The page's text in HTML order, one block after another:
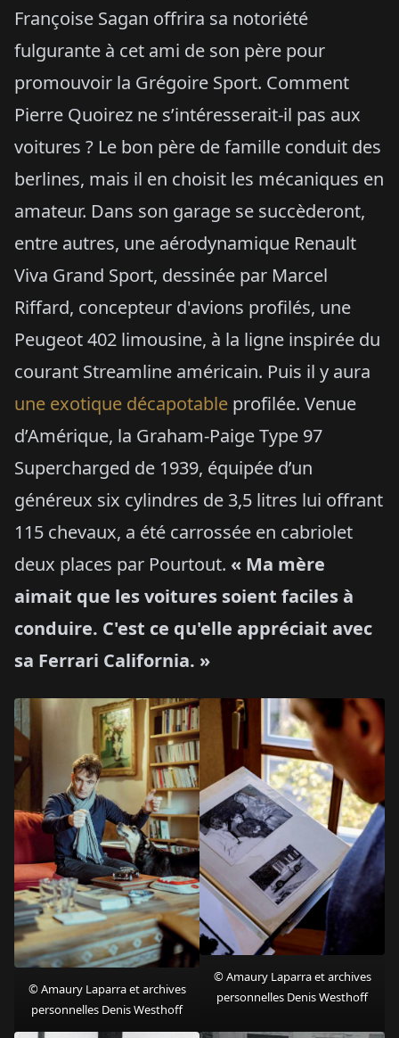
Françoise Sagan offrira sa notoriété
fulgurante à cet ami de son père pour
promouvoir la Grégoire Sport. Comment
Pierre Quoirez ne s’intéresserait-il pas aux
voitures ? Le bon père de famille conduit des
berlines, mais il en choisit les mécaniques en
amateur. Dans son garage se succèderont,
entre autres, une aérodynamique Renault
Viva Grand Sport, dessinée par Marcel
Riffard, concepteur d'avions profilés, une
Peugeot 402 limousine, à la ligne inspirée du
courant Streamline américain. Puis il y aura
une exotique décapotable profilée. Venue
d’Amérique, la Graham-Paige Type 97
Supercharged de 1939, équipée d’un
généreux six cylindres de 3,5 litres lui offrant
115 chevaux, a été carrossée en cabriolet
deux places par Pourtout. « Ma mère
aimait que les voitures soient faciles à
conduire. C'est ce qu'elle appréciait avec
sa Ferrari California. »
© Amaury Laparra et archives
personnelles Denis Westhoff
© Amaury Laparra et archives
personnelles Denis Westhoff